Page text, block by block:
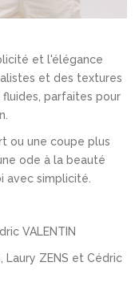
et l'élégance
et des textures
parfaites pour
ou une coupe plus
ode à la beauté
avec simplicité.
VALENTIN
Laury ZENS et Cédric